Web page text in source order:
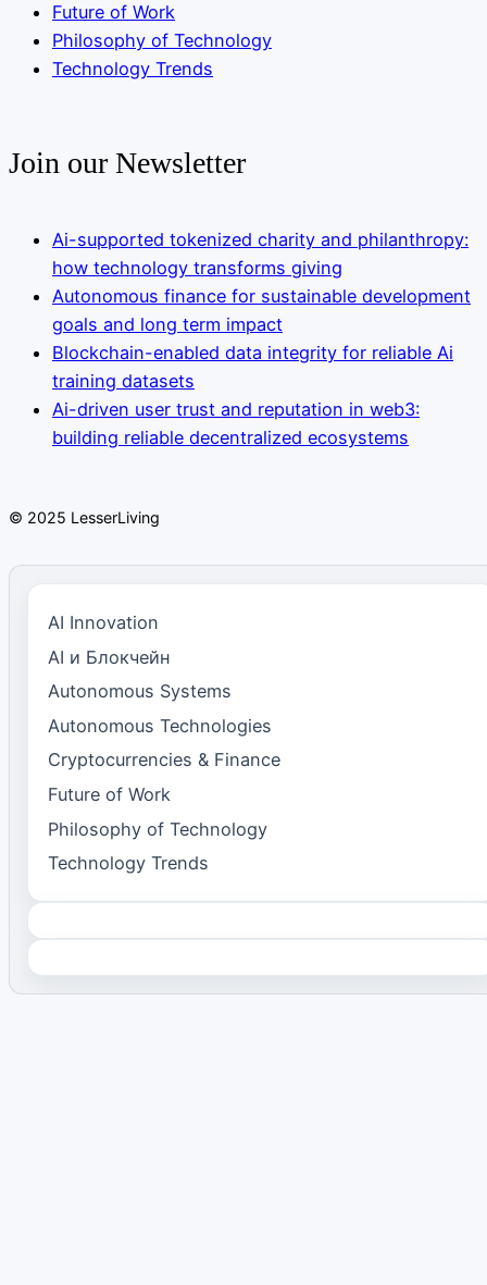
Future of Work
Philosophy of Technology
Technology Trends
Join our Newsletter
Ai-supported tokenized charity and philanthropy:
how technology transforms giving
Autonomous finance for sustainable development
goals and long term impact
Blockchain-enabled data integrity for reliable Ai
training datasets
Ai-driven user trust and reputation in web3:
building reliable decentralized ecosystems
© 2025 LesserLiving
AI Innovation
AI и Блокчейн
Autonomous Systems
Autonomous Technologies
Cryptocurrencies & Finance
Future of Work
Philosophy of Technology
Technology Trends